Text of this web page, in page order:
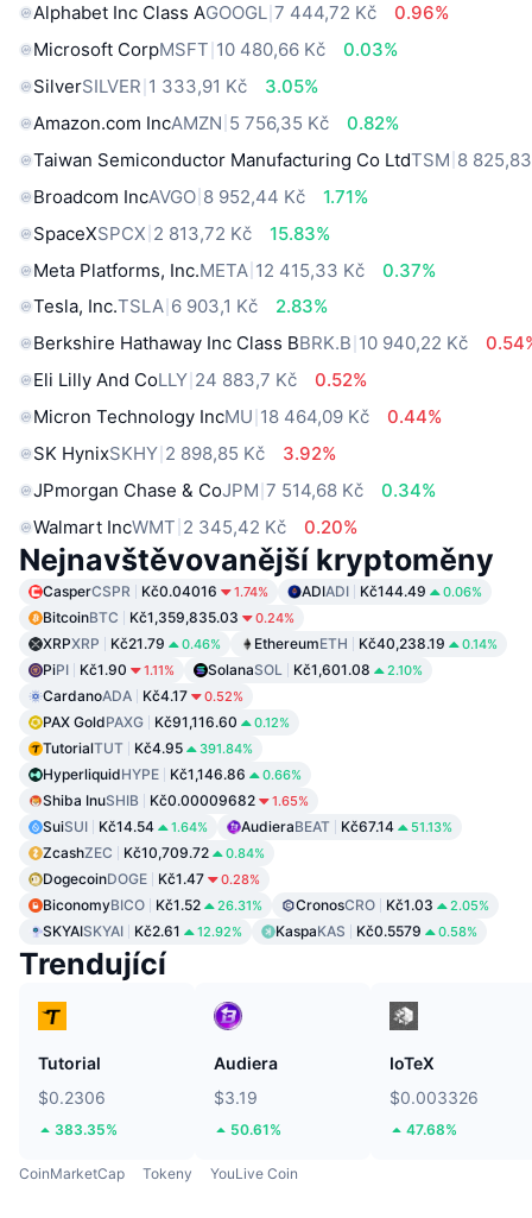
Alphabet Inc Class AGOOGL 7 444,72 Kč
0.96%
Microsoft CorpMSFT 10 480,66 Kč
0.03%
SilverSILVER 1 333,91 Kč
3.05%
Amazon.com IncAMZN 5 756,35 Kč
0.82%
Taiwan Semiconductor Manufacturing Co LtdTSM 8
Broadcom IncAVGO 8 952,44 Kč
1.71%
SpaceXSPCX 2 813,72 Kč
15.83%
Meta Platforms, Inc.META 12 415,33 Kč
0.37%
Tesla, Inc.TSLA 6 903,1 Kč
2.83%
Berkshire Hathaway Inc Class BBRK.B 10 940,22 Kč
Eli Lilly And CoLLY 24 883,7 Kč
0.52%
Micron Technology IncMU 18 464,09 Kč
0.44%
SK HynixSKHY 2 898,85 Kč
3.92%
JPmorgan Chase & CoJPM 7 514,68 Kč
0.34%
Walmart IncWMT 2 345,42 Kč 0.20%
Nejnavštěvovanější kryptoměny
CasperCSPR Kč0.04016 1.74% ADIADI Kč144.49 0.06%
BitcoinBTC Kč1,359,835.03 0.24%
XRPXRP Kč21.79 0.46% EthereumETH Kč40,238.19 0.14%
PiPI Kč1.90 1.11% SolanaSOL Kč1,601.08 2.10%
CardanoADA Kč4.17 0.52%
PAX GoldPAXG Kč91,116.60 0.12%
TutorialTUT Kč4.95 391.84%
HyperliquidHYPE Kč1,146.86 0.66%
Shiba InuSHIB Kč0.00009682 1.65%
SuiSUI Kč14.54 1.64% AudieraBEAT Kč67.14 51.13%
ZcashZEC Kč10,709.72 0.84%
DogecoinDOGE Kč1.47 0.28%
BiconomyBICO Kč1.52 26.31% CronosCRO Kč1.03 2.05%
SKYAISKYAI Kč2.61 12.92% KaspaKAS Kč0.5579 0.58%
Trendující
Tutorial
$0.2306
383.35%
Audiera
$3.19
50.61%
IoTeX
$0.003326
47.68%
CoinMarketCap Tokeny YouLive Coin